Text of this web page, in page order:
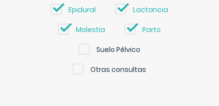
Epidural Lactancia
Molestia Parto
Suelo Pélvico
Otras consultas